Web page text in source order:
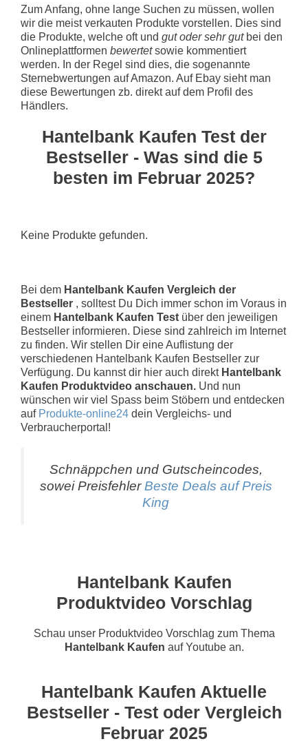
Zum Anfang, ohne lange Suchen zu müssen, wollen
wir die meist verkauten Produkte vorstellen. Dies sind
die Produkte, welche oft und gut oder sehr gutbei den
Onlineplattformen bewertetsowie kommentiert
werden. In der Regel sind dies, die sogenannte
Sternebwertungen auf Amazon. Auf Ebay sieht man
diese Bewertungen zb. direkt auf dem Profil des
Händlers.
Hantelbank Kaufen Test der
Bestseller - Was sind die 5
besten im Februar 2025?
Keine Produkte gefunden.
Bei dem Hantelbank Kaufen Vergleich der
Bestseller , solltest Du Dich immer schon im Voraus in
einem Hantelbank Kaufen Test über den jeweiligen
Bestseller informieren. Diese sind zahlreich im Internet
zu finden. Wir stellen Dir eine Auflistung der
verschiedenen Hantelbank Kaufen Bestseller zur
Verfügung. Du kannst dir hier auch direkt Hantelbank
Kaufen Produktvideo anschauen. Und nun
wünschen wir viel Spass beim Stöbern und entdecken
auf Produkte-online24 dein Vergleichs- und
Verbraucherportal!
Schnäppchen und Gutscheincodes,
sowei Preisfehler Beste Deals auf Preis
King
Hantelbank Kaufen
Produktvideo Vorschlag
Schau unser Produktvideo Vorschlag zum Thema
Hantelbank Kaufen auf Youtube an.
Hantelbank Kaufen Aktuelle
Bestseller - Test oder Vergleich
Februar 2025